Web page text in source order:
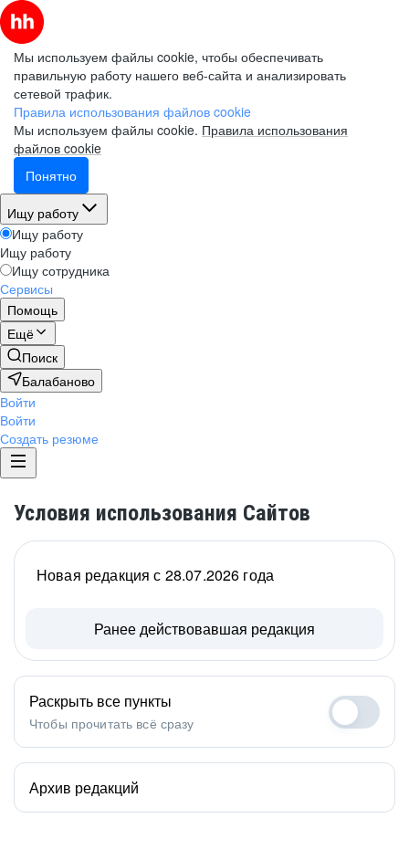
Мы используем файлы cookie, чтобы обеспечивать
правильную работу нашего веб-сайта и анализировать
сетевой трафик.
Правила использования файлов cookie
Мы используем файлы cookie. Правила использования
файлов cookie
Понятно
Ищу работу
Ищу работу
Ищу работу
Ищу сотрудника
Сервисы
Помощь
Ещё
Поиск
Балабаново
Войти
Войти
Создать резюме
Условия использования Сайтов
Новая редакция с 28.07.2026 года
Ранее действовавшая редакция
Раскрыть все пункты
Чтобы прочитать всё сразу
Архив редакций